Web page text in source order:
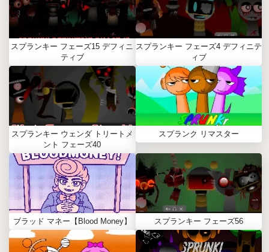
スプランキー フェーズ15 デフィニ
ティブ
スプランキー フェーズ4 デフィニテ
ィブ
スプランキー ウェンダ トリートメ
ント フェーズ40
スプランク リマスター
ブラッド マネー【Blood Money】 スプランキー フェーズ56